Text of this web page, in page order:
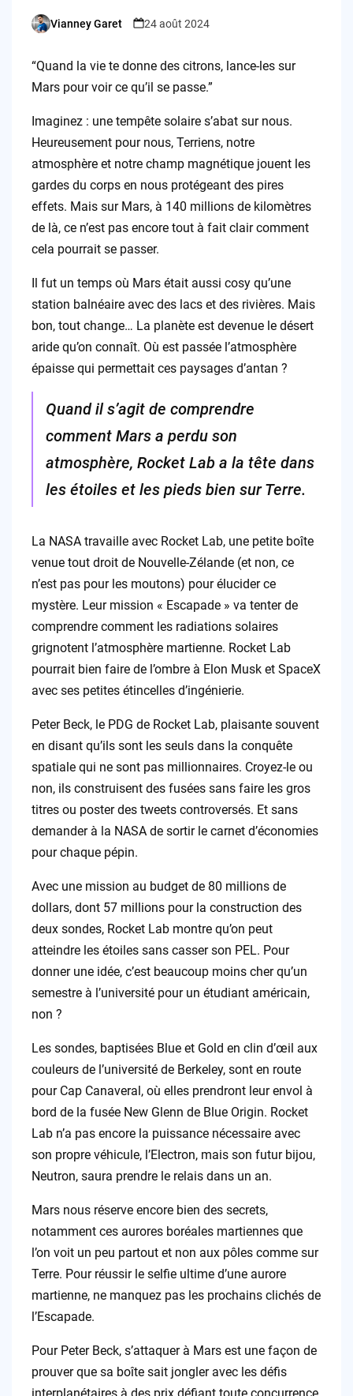
Posted
Vianney Garet 24 août 2024
“Quand la vie te donne des citrons, lance-les sur
Mars pour voir ce qu’il se passe.”
Imaginez : une tempête solaire s’abat sur nous.
Heureusement pour nous, Terriens, notre
atmosphère et notre champ magnétique jouent les
gardes du corps en nous protégeant des pires
effets. Mais sur Mars, à 140 millions de kilomètres
de là, ce n’est pas encore tout à fait clair comment
cela pourrait se passer.
Il fut un temps où Mars était aussi cosy qu’une
station balnéaire avec des lacs et des rivières. Mais
bon, tout change… La planète est devenue le désert
aride qu’on connaît. Où est passée l’atmosphère
épaisse qui permettait ces paysages d’antan ?
Quand il s’agit de comprendre
comment Mars a perdu son
atmosphère, Rocket Lab a la tête dans
les étoiles et les pieds bien sur Terre.
La NASA travaille avec Rocket Lab, une petite boîte
venue tout droit de Nouvelle-Zélande (et non, ce
n’est pas pour les moutons) pour élucider ce
mystère. Leur mission « Escapade » va tenter de
comprendre comment les radiations solaires
grignotent l’atmosphère martienne. Rocket Lab
pourrait bien faire de l’ombre à Elon Musk et SpaceX
avec ses petites étincelles d’ingénierie.
Peter Beck, le PDG de Rocket Lab, plaisante souvent
en disant qu’ils sont les seuls dans la conquête
spatiale qui ne sont pas millionnaires. Croyez-le ou
non, ils construisent des fusées sans faire les gros
titres ou poster des tweets controversés. Et sans
demander à la NASA de sortir le carnet d’économies
pour chaque pépin.
Avec une mission au budget de 80 millions de
dollars, dont 57 millions pour la construction des
deux sondes, Rocket Lab montre qu’on peut
atteindre les étoiles sans casser son PEL. Pour
donner une idée, c’est beaucoup moins cher qu’un
semestre à l’université pour un étudiant américain,
non ?
Les sondes, baptisées Blue et Gold en clin d’œil aux
couleurs de l’université de Berkeley, sont en route
pour Cap Canaveral, où elles prendront leur envol à
bord de la fusée New Glenn de Blue Origin. Rocket
Lab n’a pas encore la puissance nécessaire avec
son propre véhicule, l’Electron, mais son futur bijou,
Neutron, saura prendre le relais dans un an.
Mars nous réserve encore bien des secrets,
notamment ces aurores boréales martiennes que
l’on voit un peu partout et non aux pôles comme sur
Terre. Pour réussir le selfie ultime d’une aurore
martienne, ne manquez pas les prochains clichés de
l’Escapade.
Pour Peter Beck, s’attaquer à Mars est une façon de
prouver que sa boîte sait jongler avec les défis